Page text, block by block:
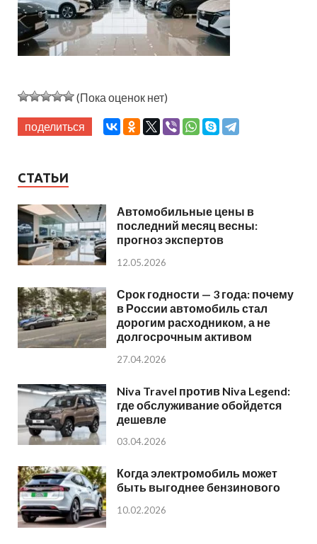
(Пока оценок нет)
поделиться
СТАТЬИ
Автомобильные цены в
последний месяц весны:
прогноз экспертов
12.05.2026
Срок годности — 3 года: почему
в России автомобиль стал
дорогим расходником, а не
долгосрочным активом
27.04.2026
Niva Travel против Niva Legend:
где обслуживание обойдется
дешевле
03.04.2026
Когда электромобиль может
быть выгоднее бензинового
10.02.2026